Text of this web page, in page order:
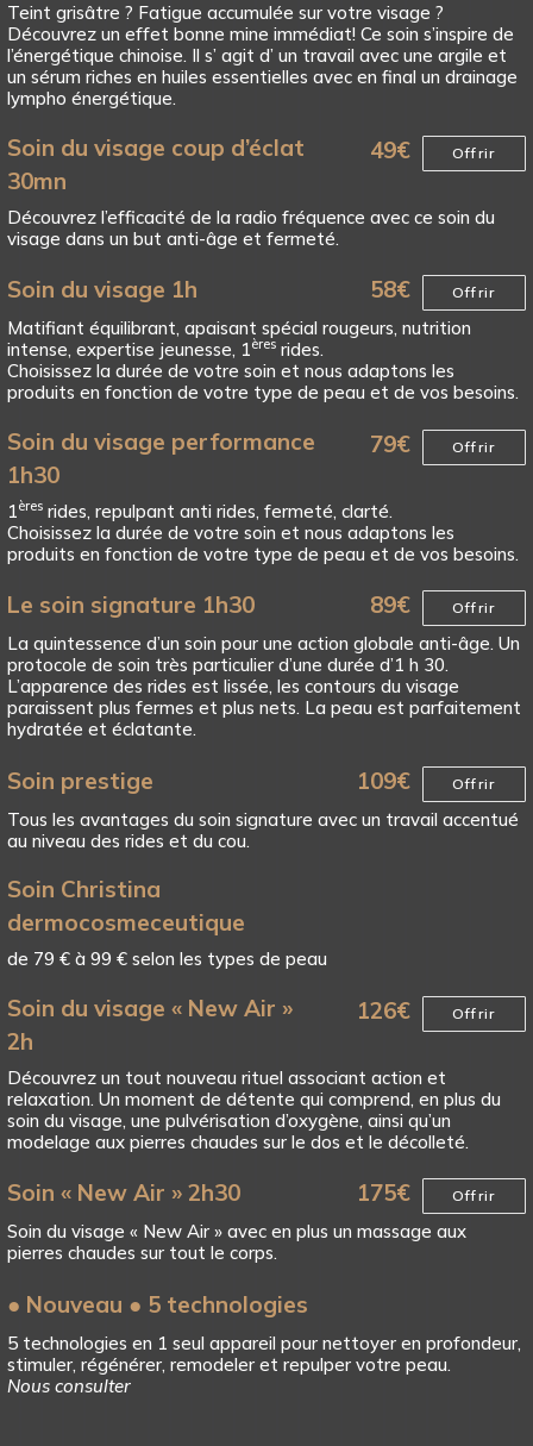
Teint grisâtre ? Fatigue accumulée sur votre visage ?
Découvrez un effet bonne mine immédiat! Ce soin s’inspire de
l’énergétique chinoise. Il s’ agit d’ un travail avec une argile et
un sérum riches en huiles essentielles avec en final un drainage
lympho énergétique.
Soin du visage coup d’éclat
30mn
49€ Offrir
Découvrez l’efficacité de la radio fréquence avec ce soin du
visage dans un but anti-âge et fermeté.
Soin du visage 1h 58€ Offrir
Matifiant équilibrant, apaisant spécial rougeurs, nutrition
intense, expertise jeunesse, 1ères rides.
Choisissez la durée de votre soin et nous adaptons les
produits en fonction de votre type de peau et de vos besoins.
Soin du visage performance
1h30
79€ Offrir
1ères rides, repulpant anti rides, fermeté, clarté.
Choisissez la durée de votre soin et nous adaptons les
produits en fonction de votre type de peau et de vos besoins.
Le soin signature 1h30 89€ Offrir
La quintessence d’un soin pour une action globale anti-âge. Un
protocole de soin très particulier d’une durée d’1 h 30.
L’apparence des rides est lissée, les contours du visage
paraissent plus fermes et plus nets. La peau est parfaitement
hydratée et éclatante.
Soin prestige 109€ Offrir
Tous les avantages du soin signature avec un travail accentué
au niveau des rides et du cou.
Soin Christina
dermocosmeceutique
de 79 € à 99 € selon les types de peau
Soin du visage « New Air »
2h
126€ Offrir
Découvrez un tout nouveau rituel associant action et
relaxation. Un moment de détente qui comprend, en plus du
soin du visage, une pulvérisation d’oxygène, ainsi qu’un
modelage aux pierres chaudes sur le dos et le décolleté.
Soin « New Air » 2h30 175€ Offrir
Soin du visage « New Air » avec en plus un massage aux
pierres chaudes sur tout le corps.
● Nouveau ● 5 technologies
5 technologies en 1 seul appareil pour nettoyer en profondeur,
stimuler, régénérer, remodeler et repulper votre peau.
Nous consulter